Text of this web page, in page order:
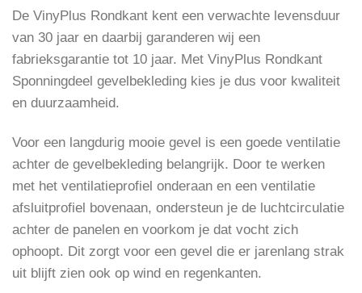
De VinyPlus Rondkant kent een verwachte levensduur
van 30 jaar en daarbij garanderen wij een
fabrieksgarantie tot 10 jaar. Met VinyPlus Rondkant
Sponningdeel gevelbekleding kies je dus voor kwaliteit
en duurzaamheid.
Voor een langdurig mooie gevel is een goede ventilatie
achter de gevelbekleding belangrijk. Door te werken
met het ventilatieprofiel onderaan en een ventilatie
afsluitprofiel bovenaan, ondersteun je de luchtcirculatie
achter de panelen en voorkom je dat vocht zich
ophoopt. Dit zorgt voor een gevel die er jarenlang strak
uit blijft zien ook op wind en regenkanten.